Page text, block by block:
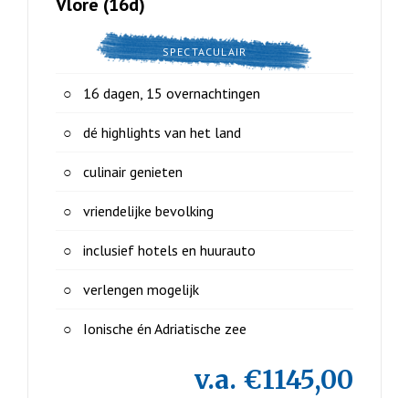
Vlorë (16d)
SPECTACULAIR
16 dagen, 15 overnachtingen
dé highlights van het land
culinair genieten
vriendelijke bevolking
inclusief hotels en huurauto
verlengen mogelijk
Ionische én Adriatische zee
v.a. €1145,00